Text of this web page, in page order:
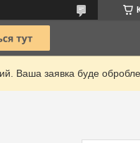
Ваша заявка буде